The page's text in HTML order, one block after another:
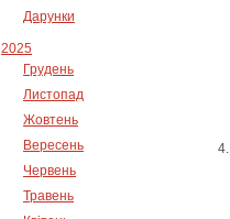
Дарунки
2025
Грудень
Листопад
Жовтень
Вересень
Червень
Травень